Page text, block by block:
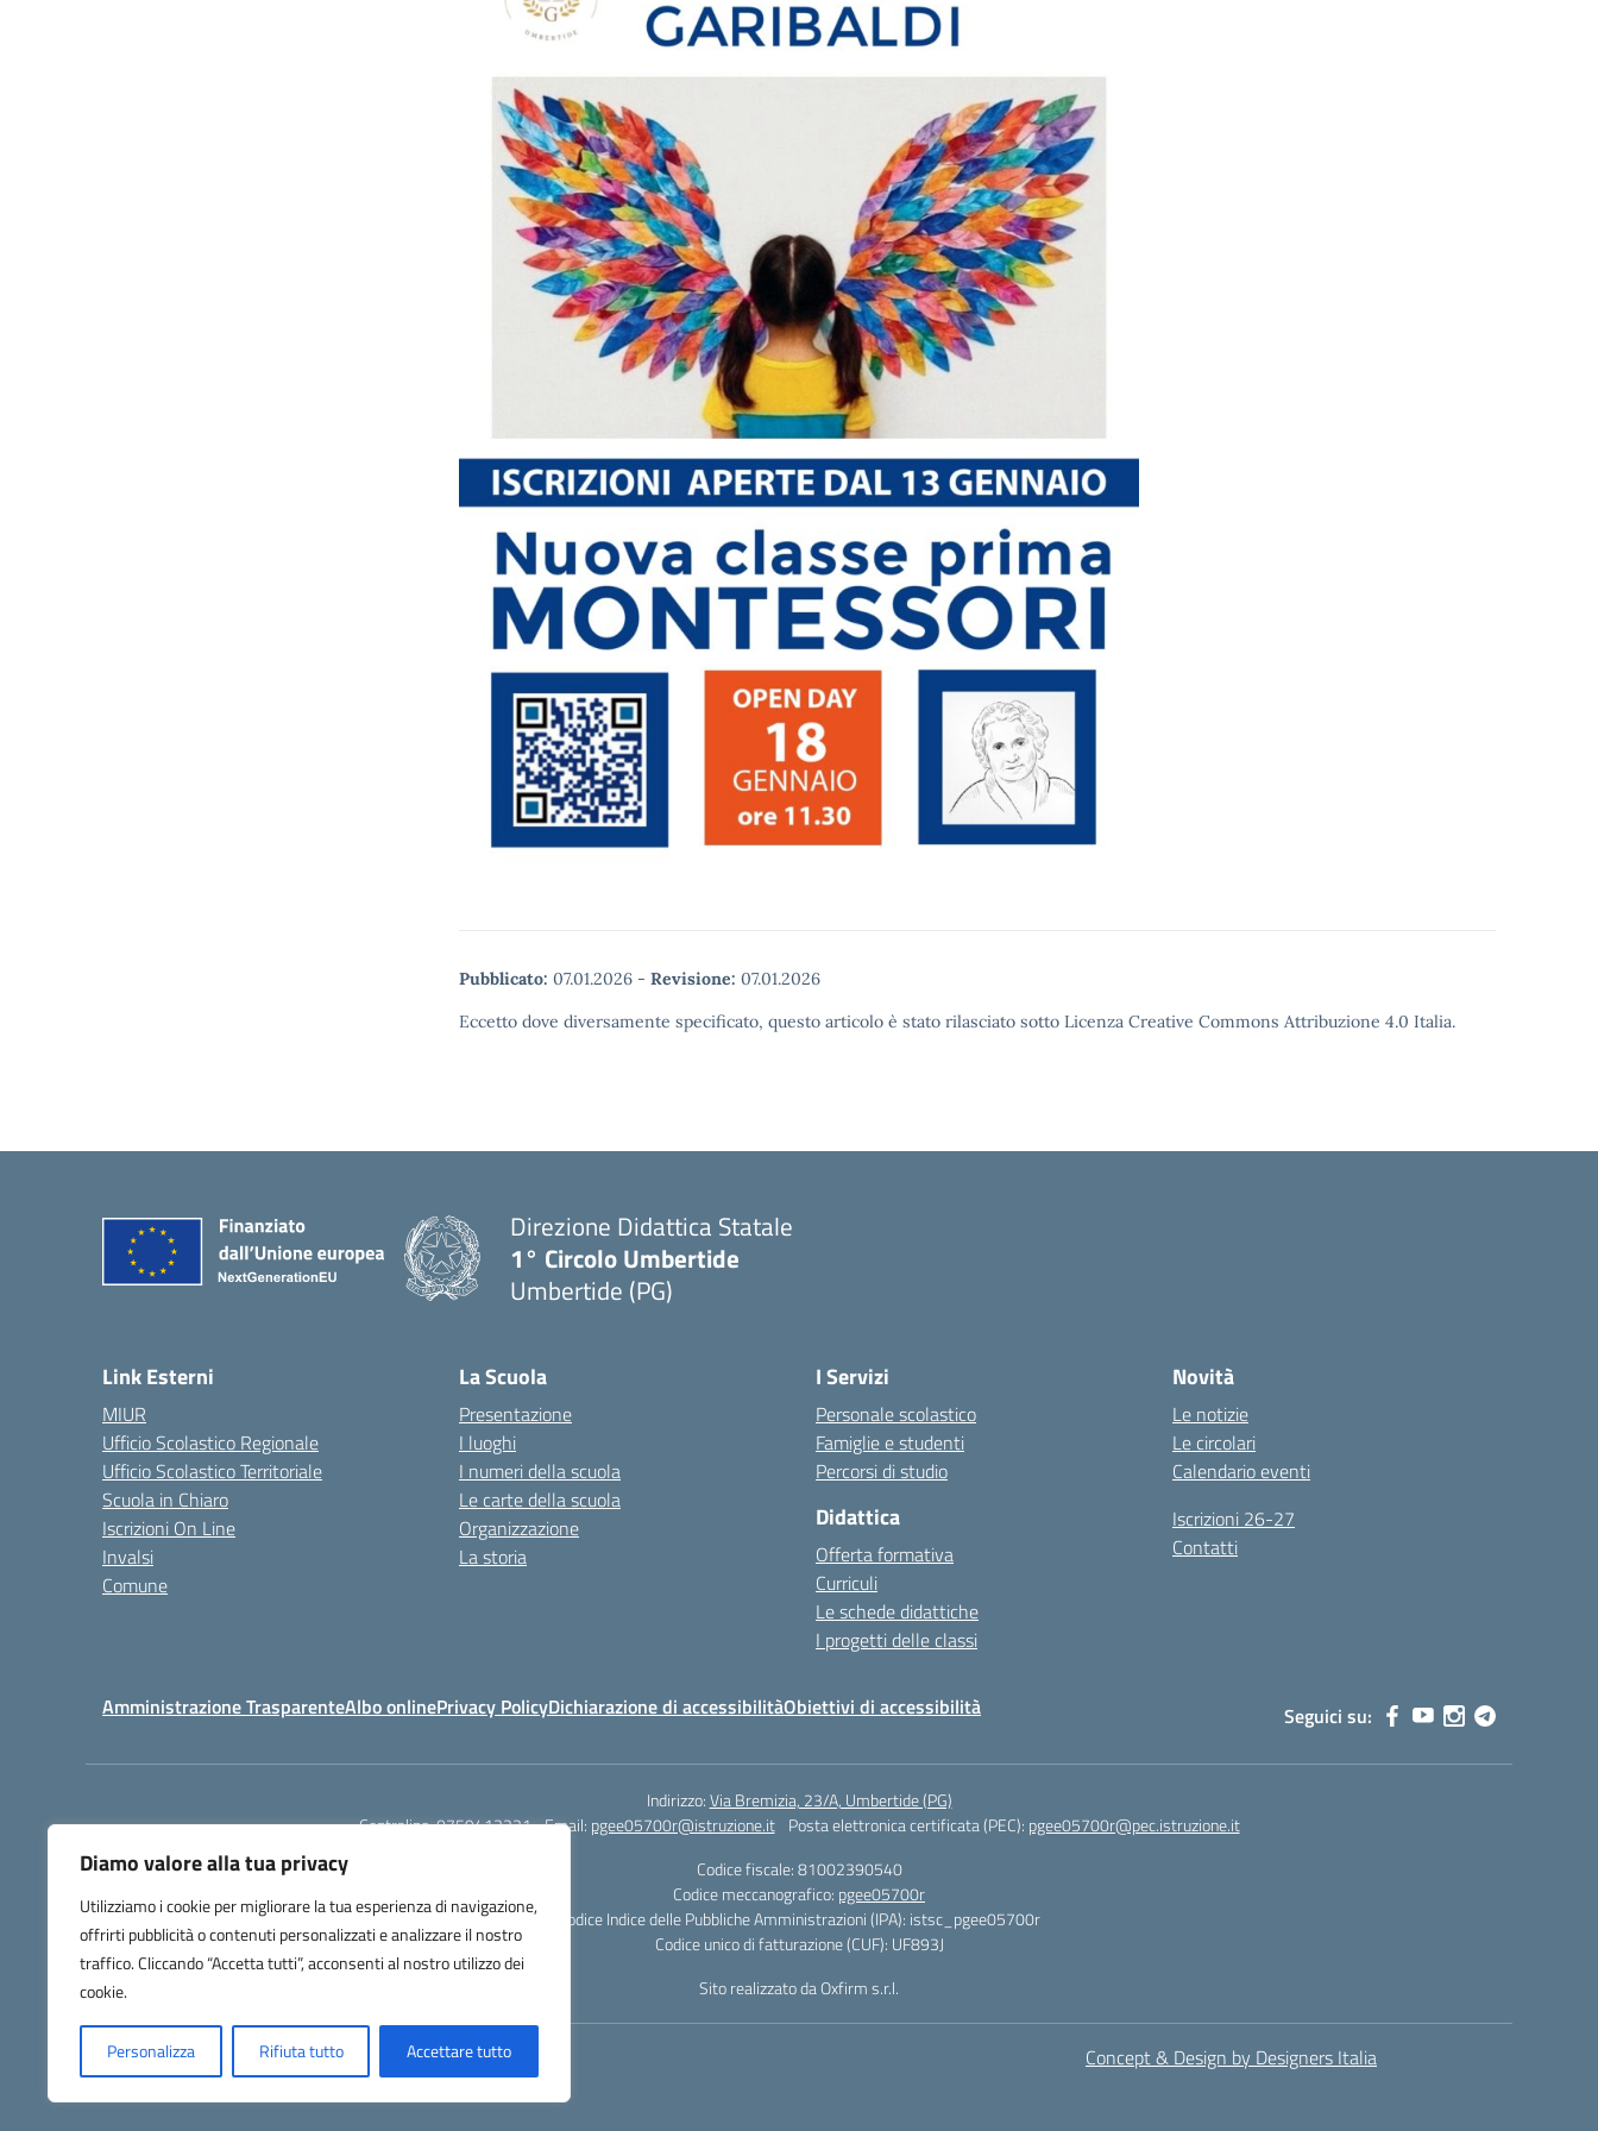
Diamo valore alla tua privacy
Utilizziamo i cookie per migliorare la tua esperienza di navigazione,
offrirti pubblicità o contenuti personalizzati e analizzare il nostro
traffico. Cliccando “Accetta tutti”, acconsenti al nostro utilizzo dei
cookie.
Personalizza Rifiuta tutto Accettare tutto
Pubblicato: 07.01.2026 - Revisione: 07.01.2026
Eccetto dove diversamente specificato, questo articolo è stato rilasciato sotto Licenza Creative Commons Attribuzione 4.0 Italia.
Direzione Didattica Statale
1° Circolo Umbertide
Umbertide (PG)
Link Esterni
MIUR
Ufficio Scolastico Regionale
Ufficio Scolastico Territoriale
Scuola in Chiaro
Iscrizioni On Line
Invalsi
Comune
La Scuola
Presentazione
I luoghi
I numeri della scuola
Le carte della scuola
Organizzazione
La storia
I Servizi
Personale scolastico
Famiglie e studenti
Percorsi di studio
Didattica
Offerta formativa
Curriculi
Le schede didattiche
I progetti delle classi
Novità
Le notizie
Le circolari
Calendario eventi
Iscrizioni 26-27
Contatti
Amministrazione TrasparenteAlbo onlinePrivacy PolicyDichiarazione di accessibilitàObiettivi di accessibilità Seguici su:
Indirizzo:Via Bremizia, 23/A, Umbertide (PG)
Centralino:0759413221 Email: pgee05700r@istruzione.it Posta elettronica certificata (PEC): pgee05700r@pec.istruzione.it
Codice fiscale: 81002390540
Codice meccanografico: pgee05700r
Codice Indice delle Pubbliche Amministrazioni (IPA): istsc_pgee05700r
Codice unico di fatturazione (CUF): UF893J
Sito realizzato da Oxfirm s.r.l.
Concept & Design by Designers Italia